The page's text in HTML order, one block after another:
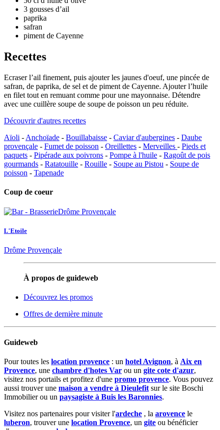
3 gousses d’ail
paprika
safran
piment de Cayenne
Recettes
Ecraser l’ail finement, puis ajouter les jaunes d'oeuf, une pincée de
safran, de paprika, de sel et de piment de Cayenne. Ajouter l’huile
en filet tout en remuant comme pour une mayonnaise. Détendre
avec une cuillère soupe de soupe de poisson un peu réduite.
Découvrir d'autres recettes
Aïoli - Anchoïade - Bouillabaisse - Caviar d'aubergines - Daube
provençale - Fumet de poisson - Oreillettes - Merveilles - Pieds et
paquets - Pipérade aux poivrons - Pompe à l'huile - Ragoût de pois
gourmands - Ratatouille - Rouille - Soupe au Pistou - Soupe de
poisson - Tapenade
Coup de coeur
L'Etoile
Drôme Provençale
À propos de guideweb
Découvrez les promos
Offres de dernière minute
Guideweb
Pour toutes les location provence : un hotel Avignon, à Aix en
Provence, une chambre d'hotes Var ou un gite cote d'azur,
visitez nos portails et profitez d'une promo provence. Vous pouvez
aussi trouver une maison a vendre à Dieulefit sur le site Boschi
Immobilier ou un paysagiste à Buis les Baronnies.
Visitez nos partenaires pour visiter l'ardeche , la arovence le
luberon, trouver une location Provence, un gite ou bénéficier